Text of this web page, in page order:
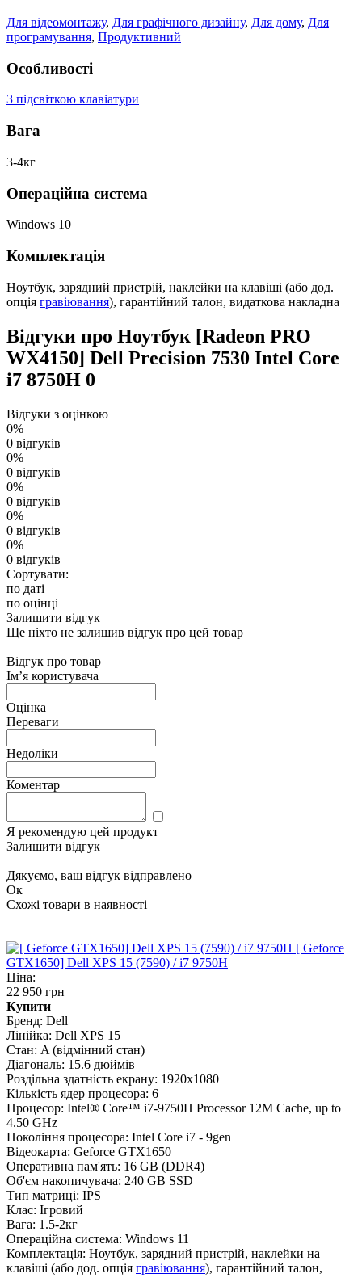
Для відеомонтажу, Для графічного дизайну, Для дому, Для
програмування, Продуктивний
Особливості
З підсвіткою клавіатури
Вага
3-4кг
Операційна система
Windows 10
Комплектація
Ноутбук, зарядний пристрій, наклейки на клавіші (або дод.
опція гравіювання), гарантійний талон, видаткова накладна
Відгуки про Ноутбук [Radeon PRO
WX4150] Dell Precision 7530 Intel Core
i7 8750H 0
Відгуки з оцінкою
0%
0 відгуків
0%
0 відгуків
0%
0 відгуків
0%
0 відгуків
0%
0 відгуків
Сортувати:
по даті
по оцінці
Залишити відгук
Ще ніхто не залишив відгук про цей товар
Відгук про товар
Ім’я користувача
Оцінка
Переваги
Недоліки
Коментар
Я рекомендую цей продукт
Залишити відгук
Дякуємо, ваш відгук відправлено
Ок
Схожі товари в наявності
[ Geforce
GTX1650] Dell XPS 15 (7590) / i7 9750H
Ціна:
22 950 грн
Купити
Бренд: Dell
Лінійка: Dell XPS 15
Стан: A (відмінний стан)
Діагональ: 15.6 дюймів
Роздільна здатність екрану: 1920x1080
Кількість ядер процесора: 6
Процесор: Intel® Core™ i7-9750H Processor 12M Cache, up to
4.50 GHz
Покоління процесора: Intel Core i7 - 9gen
Відеокарта: Geforce GTX1650
Оперативна пам'ять: 16 GB (DDR4)
Об'єм накопичувача: 240 GB SSD
Тип матриці: IPS
Клас: Ігровий
Вага: 1.5-2кг
Операційна система: Windows 11
Комплектація: Ноутбук, зарядний пристрій, наклейки на
клавіші (або дод. опція гравіювання), гарантійний талон,